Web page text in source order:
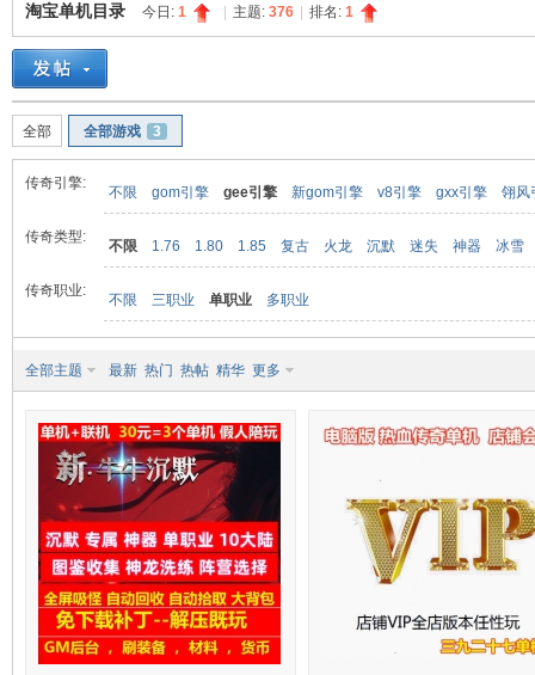
»
淘宝单机目录 今日: 1 主题: 376 排名: 1
全部 全部游戏 3
传奇引擎:
不限 gom引擎 gee引擎 新gom引擎 v8引擎 gxx引擎 翎风
传奇类型:
不限 1.76 1.80 1.85 复古 火龙 沉默 迷失 神器 冰雪
传奇职业:
不限 三职业 单职业 多职业
全部主题 最新 热门 热帖 精华 更多